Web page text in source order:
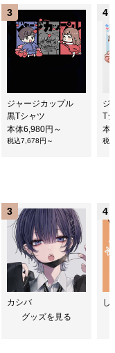
ジャージカップル
黒Tシャツ
本体6,980円～
税込7,678円～
ジ
T
本
税
カシバ
グッズを見る
し